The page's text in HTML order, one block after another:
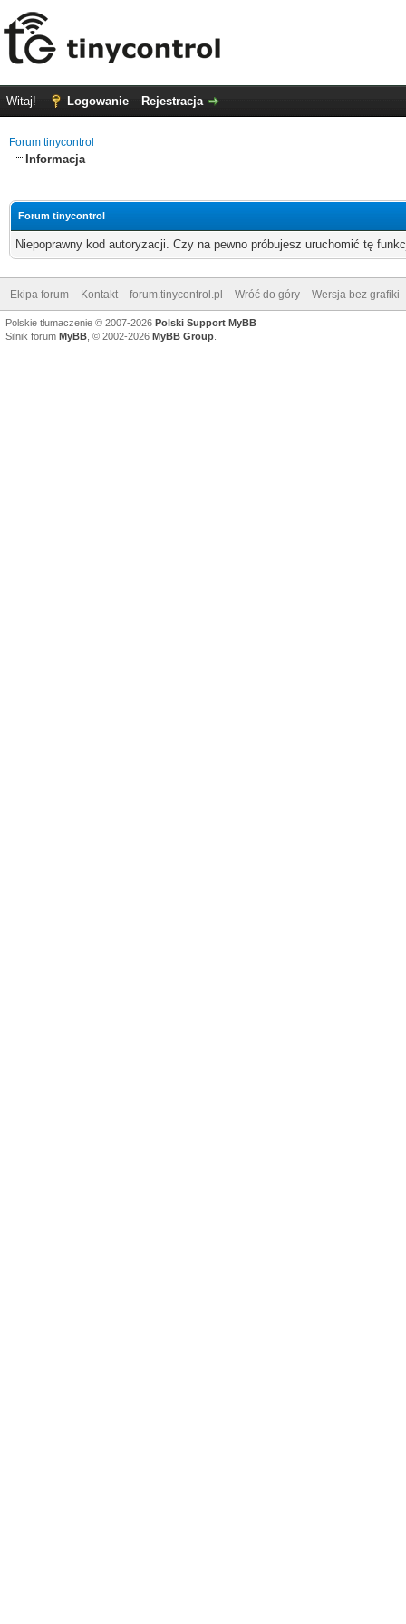
Witaj! Logowanie Rejestracja
Forum tinycontrol
Informacja
Forum tinycontrol
Niepoprawny kod autoryzacji. Czy na pewno próbujesz uruchomić tę
Ekipa forum Kontakt forum.tinycontrol.pl Wróć do góry Wersja bez grafiki
Polskie tłumaczenie © 2007-2026 Polski Support MyBB
Silnik forum MyBB , © 2002-2026 MyBB Group